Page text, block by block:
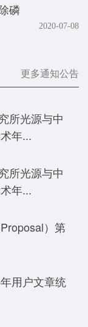
磷
2020-07-08
更多通知公告
所光源与中
年...
所光源与中
年...
）第
用户文章统